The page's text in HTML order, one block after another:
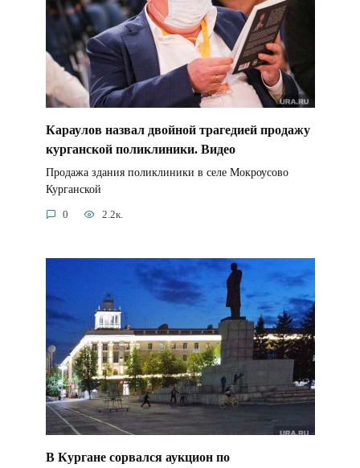
Караулов назвал двойной трагедией продажу
курганской поликлиники. Видео
Продажа здания поликлиники в селе Мокроусово
Курганской
0 2.2к.
В Кургане сорвался аукцион по